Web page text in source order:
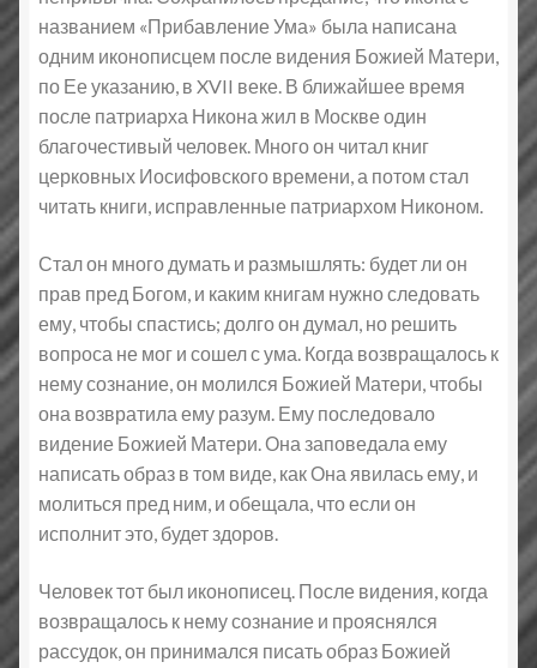
названием «Прибавление Ума» была написана
одним иконописцем после видения Божией Матери,
по Ее указанию, в XVII веке. В ближайшее время
после патриарха Никона жил в Москве один
благочестивый человек. Много он читал книг
церковных Иосифовского времени, а потом стал
читать книги, исправленные патриархом Никоном.
Стал он много думать и размышлять: будет ли он
прав пред Богом, и каким книгам нужно следовать
ему, чтобы спастись; долго он думал, но решить
вопроса не мог и сошел с ума. Когда возвращалось к
нему сознание, он молился Божией Матери, чтобы
она возвратила ему разум. Ему последовало
видение Божией Матери. Она заповедала ему
написать образ в том виде, как Она явилась ему, и
молиться пред ним, и обещала, что если он
исполнит это, будет здоров.
Человек тот был иконописец. После видения, когда
возвращалось к нему сознание и прояснялся
рассудок, он принимался писать образ Божией